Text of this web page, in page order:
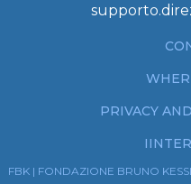
PRIVACY
FBK | FONDAZIONE BRUNO